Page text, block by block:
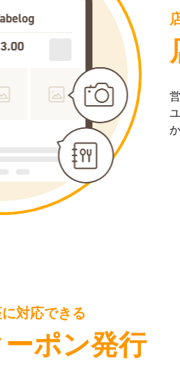
対応できる
ポン発行